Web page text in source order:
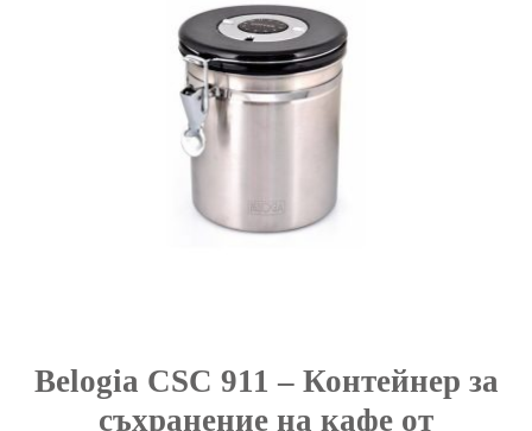
Belogia CSC 911 – Контейнер за
съхранение на кафе от